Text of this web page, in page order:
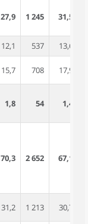
27,9 1 245 31,5
12,1 537
13,6
15,7 708 17,9
1,8 54 1,4
70,3 2 652 67,1
31,2 1 213 30,7